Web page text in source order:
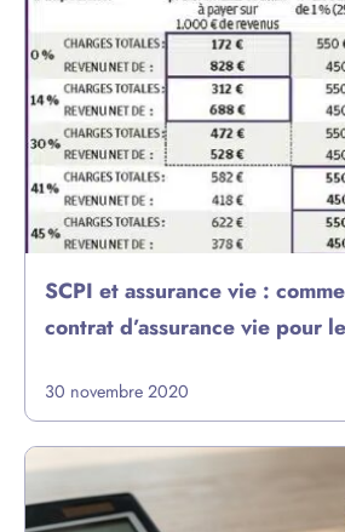
SCPI et assurance vie :
contrat d’assurance vie pour
30 novembre 2020